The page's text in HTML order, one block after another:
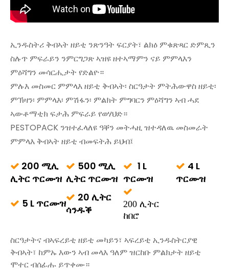
ኢንዱስትሪ ቅብኣት ዘይቲ ንጽንዓት ፍርያት፣ ልክዕ ምቁጽጻር ድምጺን
ስሉጥ ምፍራይን ንምርግጋጽ ኣዝዩ ዘተኣማምን ናይ ምምላእን
ምዕሻግን መሳርሒታት የድልዮ።
ምሉእ መስመር ምምላእ ዘይቲ ቅብኣት፡ ስርዓታት ምትሕውዋስ ዘይቲ፡
ምኽዛን፡ ምምላእ፡ ምሽፋን፡ ምልክት ምግባርን ምዕሻግን ኣብ ሓደ
ኣውቶማቲክ ፍታሕ ምፍራይ የወሃህድ።
PESTOPACK ንዝተፈላለዩ ዓቐን መትሓዚ ዝተዳለዉ መስመራት
ምምላእ ቅብኣት ዘይቲ ብመፍትሕ ይህብ፤
 200 ሚሊ
ሊትር ጥርሙዝ
 500 ሚሊ
ሊትር ጥርሙዝ
 1 L
ጥርሙዝ
 4 L
ጥርሙዝ
 5 L ጥርሙዝ 20 ሊትር
ሳንዱቕ

200 ሊትር
ከበሮ
ስርዓታትና ብኣፍረይቲ ዘይቲ መካይን፣ ኣፍረይቲ ኢንዱስትርያዊ
ቅብኣት፣ ከምኡ እውን ኣብ መላእ ዓለም ዝርከቡ ምልክታት ዘይቲ
ሞተር ብሰፊሑ ይጥቀሙ።